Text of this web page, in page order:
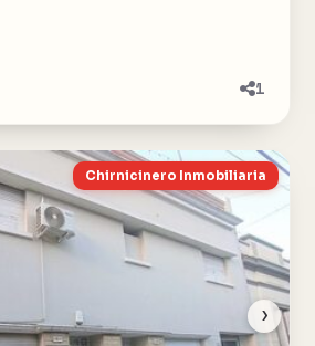
1
›
Chirnicinero Inmobiliaria